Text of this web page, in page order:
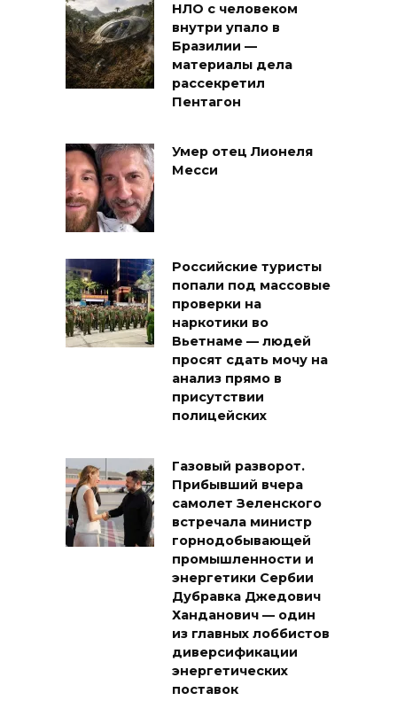
НЛО с человеком
внутри упало в
Бразилии —
материалы дела
рассекретил
Пентагон
Умер отец Лионеля
Месси
Российские туристы
попали под массовые
проверки на
наркотики во
Вьетнаме — людей
просят сдать мочу на
анализ прямо в
присутствии
полицейских
Газовый разворот.
Прибывший вчера
самолет Зеленского
встречала министр
горнодобывающей
промышленности и
энергетики Сербии
Дубравка Джедович
Ханданович — один
из главных лоббистов
диверсификации
энергетических
поставок